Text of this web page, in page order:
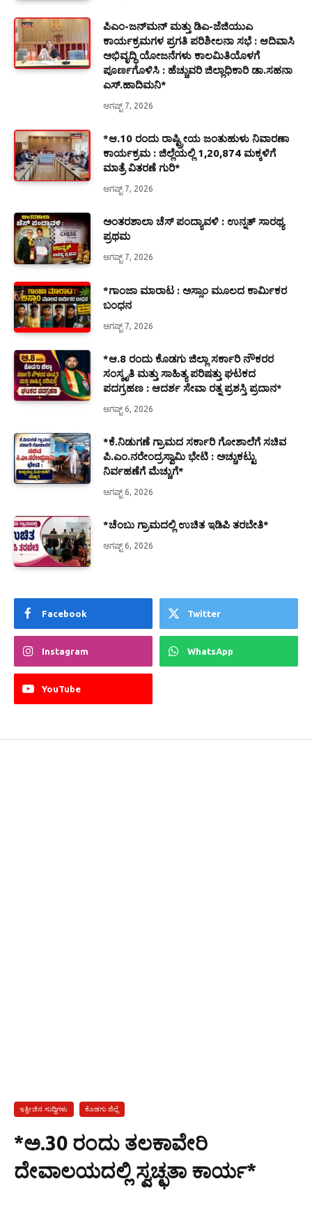
ಪಿಎಂ-ಜನ್‍ಮನ್ ಮತ್ತು ಡಿಎ-ಜೆಜಿಯುಎ
ಕಾರ್ಯಕ್ರಮಗಳ ಪ್ರಗತಿ ಪರಿಶೀಲನಾ ಸಭೆ : ಆದಿವಾಸಿ
ಅಭಿವೃದ್ಧಿ ಯೋಜನೆಗಳು ಕಾಲಮಿತಿಯೊಳಗೆ
ಪೂರ್ಣಗೊಳಿಸಿ : ಹೆಚ್ಚುವರಿ ಜಿಲ್ಲಾಧಿಕಾರಿ ಡಾ.ಸಹನಾ
ಎಸ್.ಹಾದಿಮನಿ*
ಆಗಷ್ಟ್ 7, 2026
*ಆ.10 ರಂದು ರಾಷ್ಟ್ರೀಯ ಜಂತುಹುಳು ನಿವಾರಣಾ
ಕಾರ್ಯಕ್ರಮ : ಜಿಲ್ಲೆಯಲ್ಲಿ 1,20,874 ಮಕ್ಕಳಿಗೆ
ಮಾತ್ರೆ ವಿತರಣೆ ಗುರಿ*
ಆಗಷ್ಟ್ 7, 2026
ಅಂತರಶಾಲಾ ಚೆಸ್ ಪಂದ್ಯಾವಳಿ : ಉನ್ನತ್ ಸಾರಥ್ಯ
ಪ್ರಥಮ
ಆಗಷ್ಟ್ 7, 2026
*ಗಾಂಜಾ ಮಾರಾಟ : ಅಸ್ಸಾಂ ಮೂಲದ ಕಾರ್ಮಿಕರ
ಬಂಧನ
ಆಗಷ್ಟ್ 7, 2026
*ಆ.8 ರಂದು ಕೊಡಗು ಜಿಲ್ಲಾ ಸರ್ಕಾರಿ ನೌಕರರ
ಸಂಸ್ಕೃತಿ ಮತ್ತು ಸಾಹಿತ್ಯ ಪರಿಷತ್ತು ಘಟಕದ
ಪದಗ್ರಹಣ : ಆದರ್ಶ ಸೇವಾ ರತ್ನ ಪ್ರಶಸ್ತಿ ಪ್ರದಾನ*
ಆಗಷ್ಟ್ 6, 2026
*ಕೆ.ನಿಡುಗಣೆ ಗ್ರಾಮದ ಸರ್ಕಾರಿ ಗೋಶಾಲೆಗೆ ಸಚಿವ
ಪಿ.ಎಂ.ನರೇಂದ್ರಸ್ವಾಮಿ ಭೇಟಿ : ಅಚ್ಚುಕಟ್ಟು
ನಿರ್ವಹಣೆಗೆ ಮೆಚ್ಚುಗೆ*
ಆಗಷ್ಟ್ 6, 2026
*ಚೆಂಬು ಗ್ರಾಮದಲ್ಲಿ ಉಚಿತ ಇಡಿಪಿ ತರಬೇತಿ*
ಆಗಷ್ಟ್ 6, 2026
Facebook Twitter
Instagram WhatsApp
YouTube
ಇತ್ತೀಚಿನ ಸುದ್ದಿಗಳು ಕೊಡಗು ಜಿಲ್ಲೆ
*ಅ.30 ರಂದು ತಲಕಾವೇರಿ
ದೇವಾಲಯದಲ್ಲಿ ಸ್ವಚ್ಛತಾ ಕಾರ್ಯ*